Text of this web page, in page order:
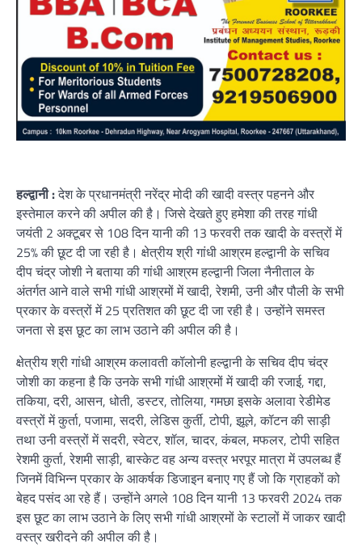
हल्द्वानी :देश के प्रधानमंत्री नरेंद्र मोदी की खादी वस्त्र पहनने और
इस्तेमाल करने की अपील की है। जिसे देखते हुए हमेशा की तरह गांधी
जयंती 2 अक्टूबर से 108 दिन यानी की 13 फरवरी तक खादी के वस्त्रों में
25% की छूट दी जा रही है। क्षेत्रीय श्री गांधी आश्रम हल्द्वानी के सचिव
दीप चंद्र जोशी ने बताया की गांधी आश्रम हल्द्वानी जिला नैनीताल के
अंतर्गत आने वाले सभी गांधी आश्रमों में खादी, रेशमी, उनी और पौली के सभी
प्रकार के वस्त्रों में 25 प्रतिशत की छूट दी जा रही है। उन्होंने समस्त
जनता से इस छूट का लाभ उठाने की अपील की है।
क्षेत्रीय श्री गांधी आश्रम कलावती कॉलोनी हल्द्वानी के सचिव दीप चंद्र
जोशी का कहना है कि उनके सभी गांधी आश्रमों में खादी की रजाई, गद्दा,
तकिया, दरी, आसन, धोती, डस्टर, तोलिया, गमछा इसके अलावा रेडीमेड
वस्त्रों में कुर्ता, पजामा, सदरी, लेडिस कुर्ती, टोपी, झूले, कॉटन की साड़ी
तथा उनी वस्त्रों में सदरी, स्वेटर, शॉल, चादर, कंबल, मफलर, टोपी सहित
रेशमी कुर्ता, रेशमी साड़ी, बास्केट वह अन्य वस्त्र भरपूर मात्रा में उपलब्ध हैं
जिनमें विभिन्न प्रकार के आकर्षक डिजाइन बनाए गए हैं जो कि ग्राहकों को
बेहद पसंद आ रहे हैं। उन्होंने अगले 108 दिन यानी 13 फरवरी 2024 तक
इस छूट का लाभ उठाने के लिए सभी गांधी आश्रमों के स्टालों में जाकर खादी
वस्त्र खरीदने की अपील की है।